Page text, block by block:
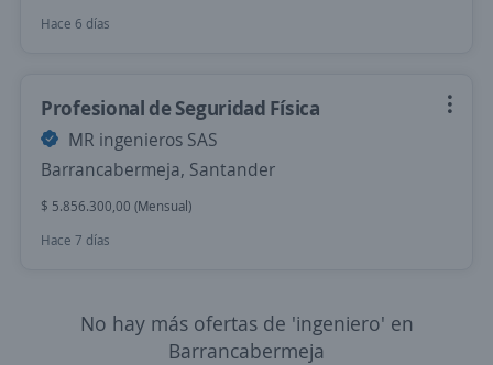
Hace 6 días
Profesional de Seguridad Física
MR ingenieros SAS
Barrancabermeja, Santander
$ 5.856.300,00 (Mensual)
Hace 7 días
No hay más ofertas de 'ingeniero' en
Barrancabermeja